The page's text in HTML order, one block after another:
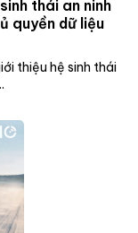
thái an ninh
quyền dữ liệu
thiệu hệ sinh thái